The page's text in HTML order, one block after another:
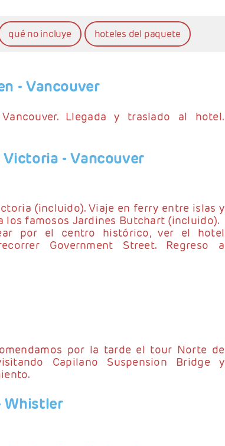
qué no incluye hoteles del paquete
- Vancouver
Llegada y traslado al hotel.
Victoria - Vancouver
(incluido). Viaje en ferry entre islas y
los famosos Jardines Butchart (incluido).
por el centro histórico, ver el hotel
Government Street. Regreso a
por la tarde el tour Norte de
Capilano Suspension Bridge y
Whistler